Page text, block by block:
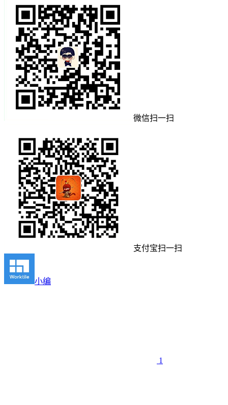
微信扫一扫
支付宝扫一扫
小编
1